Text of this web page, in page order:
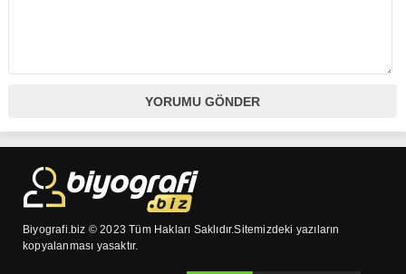
Biyografi.biz © 2023 Tüm Hakları Saklıdır.Sitemizdeki yazıların
kopyalanması yasaktır.